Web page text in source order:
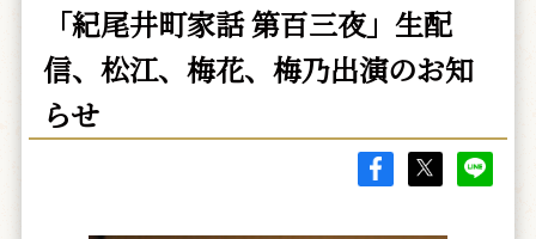
「紀尾井町家話 第百三夜」生配
信、松江、梅花、梅乃出演のお知
らせ